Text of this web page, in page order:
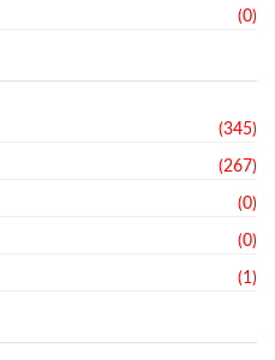
(0)
(345)
(267)
(0)
(0)
(1)